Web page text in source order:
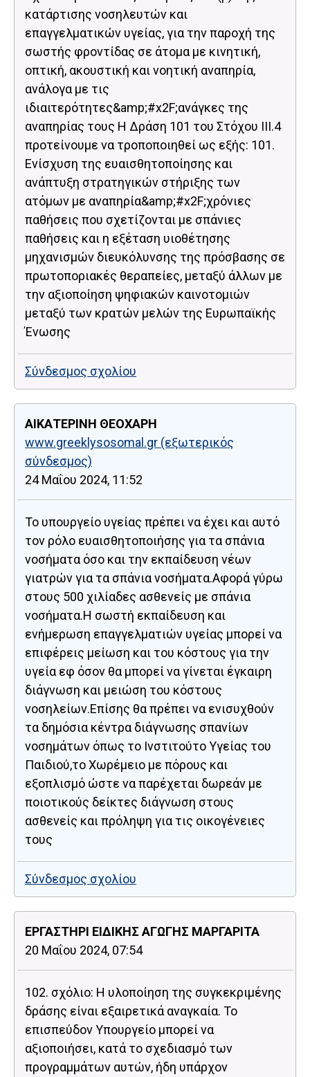
κατάρτισης νοσηλευτών και
επαγγελματικών υγείας, για την παροχή της
σωστής φροντίδας σε άτομα με κινητική,
οπτική, ακουστική και νοητική αναπηρία,
ανάλογα με τις
ιδιαιτερότητες&amp;#x2F;ανάγκες της
αναπηρίας τους Η Δράση 101 του Στόχου ΙΙΙ.4
προτείνουμε να τροποποιηθεί ως εξής: 101.
Ενίσχυση της ευαισθητοποίησης και
ανάπτυξη στρατηγικών στήριξης των
ατόμων με αναπηρία&amp;#x2F;χρόνιες
παθήσεις που σχετίζονται με σπάνιες
παθήσεις και η εξέταση υιοθέτησης
μηχανισμών διευκόλυνσης της πρόσβασης σε
πρωτοποριακές θεραπείες, μεταξύ άλλων με
την αξιοποίηση ψηφιακών καινοτομιών
μεταξύ των κρατών μελών της Ευρωπαϊκής
Ένωσης
Σύνδεσμος σχολίου
ΑΙΚΑΤΕΡΙΝΗ ΘΕΟΧΑΡΗ
www.greeklysosomal.gr (εξωτερικός
σύνδεσμος)
24 Μαΐου 2024, 11:52
To υπουργείο υγείας πρέπει να έχει και αυτό
τον ρόλο ευαισθητοποιήσης για τα σπάνια
νοσήματα όσο και την εκπαίδευση νέων
γιατρών για τα σπάνια νοσήματα.Αφορά γύρω
στους 500 χιλίαδες ασθενείς με σπάνια
νοσήματα.Η σωστή εκπαίδευση και
ενήμερωση επαγγελματιών υγείας μπορεί να
επιφέρεις μείωση και του κόστους για την
υγεία εφ όσον θα μπορεί να γίνεται έγκαιρη
διάγνωση και μειώση του κόστους
νοσηλείων.Επίσης θα πρέπει να ενισυχθούν
τα δημόσια κέντρα διάγνωσης σπανίων
νοσημάτων όπως το Ινστιτούτο Υγείας του
Παιδιού,το Χωρέμειο με πόρους και
εξοπλισμό ώστε να παρέχεται δωρεάν με
ποιοτικούς δείκτες διάγνωση στους
ασθενείς και πρόληψη για τις οικογένειες
τους
Σύνδεσμος σχολίου
ΕΡΓΑΣΤΗΡΙ ΕΙΔΙΚΗΣ ΑΓΩΓΗΣ ΜΑΡΓΑΡΙΤΑ
20 Μαΐου 2024, 07:54
102. σχόλιο: Η υλοποίηση της συγκεκριμένης
δράσης είναι εξαιρετικά αναγκαία. Το
επισπεύδον Υπουργείο μπορεί να
αξιοποιήσει, κατά το σχεδιασμό των
προγραμμάτων αυτών, ήδη υπάρχον